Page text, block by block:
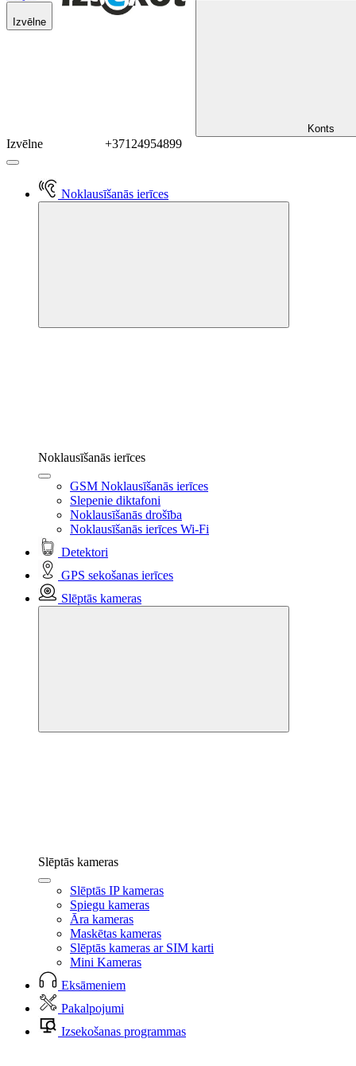
Izvēlne
Konts
Izvēlne +37124954899
Noklausīšanās ierīces
Noklausīšanās ierīces
GSM Noklausīšanās ierīces
Slepenie diktafoni
Noklausīšanās drošība
Noklausīšanās ierīces Wi-Fi
Detektori
GPS sekošanas ierīces
Slēptās kameras
Slēptās kameras
Slēptās IP kameras
Spiegu kameras
Āra kameras
Maskētas kameras
Slēptās kameras ar SIM karti
Mini Kameras
Eksāmeniem
Pakalpojumi
Izsekošanas programmas